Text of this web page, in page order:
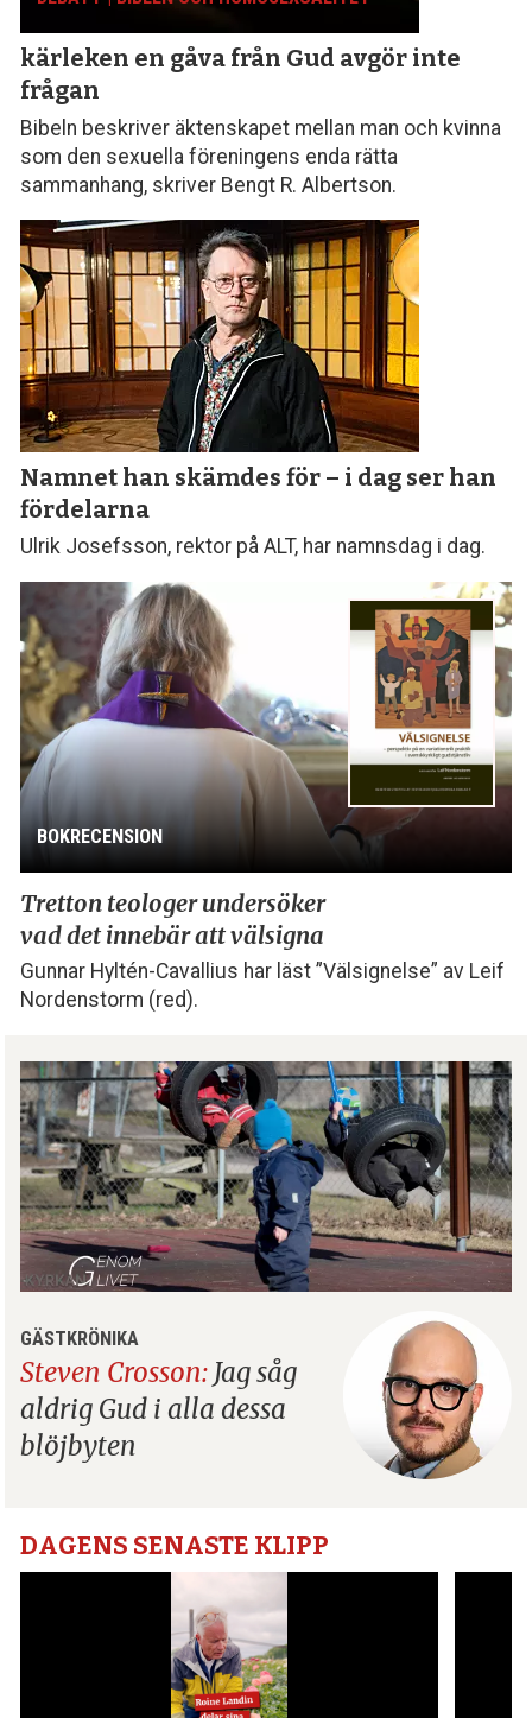
kärleken en gåva från Gud avgör inte
frågan
Bibeln beskriver äktenskapet mellan man och kvinna
som den sexuella föreningens enda rätta
sammanhang, skriver Bengt R. Albertson.
Namnet han skämdes för – i dag ser han
fördelarna
Ulrik Josefsson, rektor på ALT, har namnsdag i dag.
BOKRECENSION
Tretton teologer undersöker
vad det innebär att välsigna
Gunnar Hyltén-Cavallius har läst ”Välsignelse” av Leif
Nordenstorm (red).
GÄSTKRÖNIKA
Steven Crosson: Jag såg
aldrig Gud i alla dessa
blöjbyten
DAGENS SENASTE KLIPP